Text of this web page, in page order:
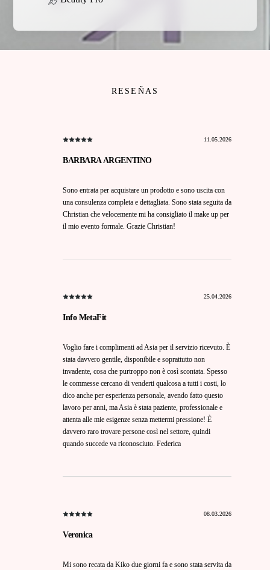
RESEÑAS
11.05.2026
BARBARA ARGENTINO
Sono entrata per acquistare un prodotto e sono uscita con
una consulenza completa e dettagliata. Sono stata seguita da
Christian che velocemente mi ha consigliato il make up per
il mio evento formale. Grazie Christian!
25.04.2026
Info MetaFit
Voglio fare i complimenti ad Asia per il servizio ricevuto. È
stata davvero gentile, disponibile e soprattutto non
invadente, cosa che purtroppo non è così scontata. Spesso
le commesse cercano di venderti qualcosa a tutti i costi, lo
dico anche per esperienza personale, avendo fatto questo
lavoro per anni, ma Asia è stata paziente, professionale e
attenta alle mie esigenze senza mettermi pressione! È
davvero raro trovare persone così nel settore, quindi
quando succede va riconosciuto. Federica
08.03.2026
Veronica
Mi sono recata da Kiko due giorni fa e sono stata servita da